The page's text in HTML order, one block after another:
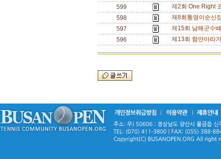
599
제2회 One Right
598
제8회통영이순신
597
제15회 남해군수
596
제13회 함안아라